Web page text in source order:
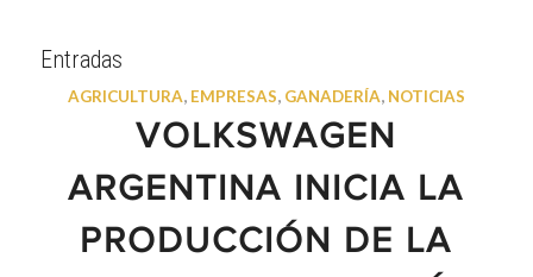
Entradas
AGRICULTURA, EMPRESAS, GANADERÍA, NOTICIAS
VOLKSWAGEN
ARGENTINA INICIA LA
PRODUCCIÓN DE LA